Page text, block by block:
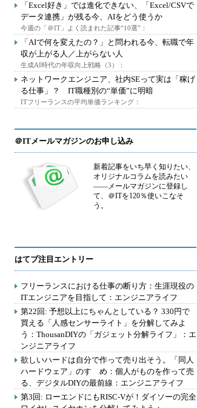
「Excel好き」では進化できない、「Excel/CSVで
データ連携」が残る今、AIをどう使うか
今週の「＠IT」よく読まれた記事“10選”：
「AIで何を変えたの？」と問われる今、転職で年
収が上がる人／上がらない人
生成AI時代の年収向上戦略（3）：
ネットワークエンジニア、社内SEって実は「稼げ
る仕事」？ IT職種別の“単価”に明暗
ITフリーランスの平均単価ランキング：
＠ITメールマガジンのお申し込み
新着記事をいち早く知りたい、
オリジナルコラムを読みたい
――メールマガジンに登録し
て、＠ITを120％使いこなそ
う。
はてブ注目エントリー
フリーランスにおける仕事の断り方：生涯現役の
ITエンジニアを目指して：エンジニアライフ
第22回: 予想以上にちゃんとしている？ 330円で
買える「人感センサーライト」を分解してみよ
う：ThousanDIYの「ガジェット分解ライフ」：エ
ンジニアライフ
欲しいハードは自分で作って売り出そう。「同人
ハードウェア」のすゝめ：個人がものを作って売
る、デジタルDIYの最前線：エンジニアライフ
第3回: ローエンドにもRISC-Vが！ダイソーの完全